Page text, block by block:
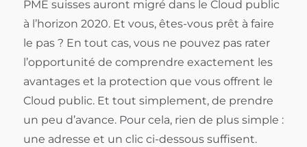
PME suisses auront migré dans le Cloud public
à l’horizon 2020. Et vous, êtes-vous prêt à faire
le pas ? En tout cas, vous ne pouvez pas rater
l’opportunité de comprendre exactement les
avantages et la protection que vous offrent le
Cloud public. Et tout simplement, de prendre
un peu d’avance. Pour cela, rien de plus simple :
une adresse et un clic ci-dessous suffisent.